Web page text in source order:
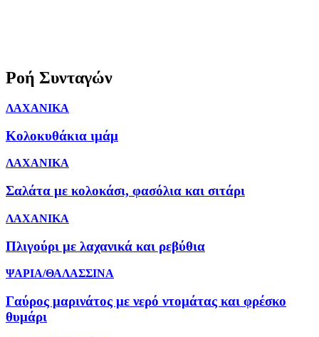
Ροή Συνταγών
ΛΑΧΑΝΙΚΑ
Κολοκυθάκια ιμάμ
ΛΑΧΑΝΙΚΑ
Σαλάτα με κολοκάσι, φασόλια και σιτάρι
ΛΑΧΑΝΙΚΑ
Πλιγούρι με λαχανικά και ρεβύθια
ΨΑΡΙΑ/ΘΑΛΑΣΣΙΝΑ
Γαύρος μαρινάτος με νερό ντομάτας και φρέσκο
θυμάρι